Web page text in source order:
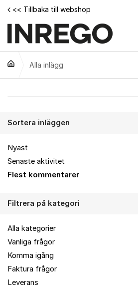
Hoppa till innehåll
<< Tillbaka till webshop
Alla inlägg
Sortera inläggen
Nyast
Senaste aktivitet
Flest kommentarer
Filtrera på kategori
Alla kategorier
Vanliga frågor
Komma igång
Faktura frågor
Leverans